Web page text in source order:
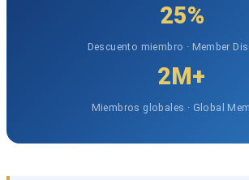
25%
Descuento miembro · Member
2M+
Miembros globales · Global